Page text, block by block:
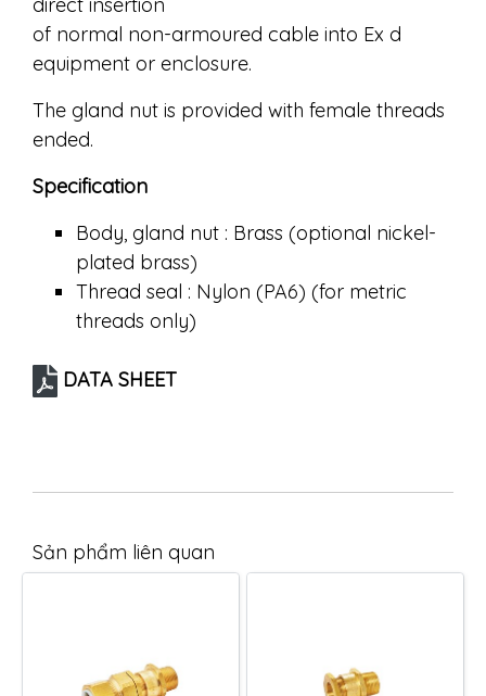
of normal non-armoured cable into Ex d
equipment or enclosure.
The gland nut is provided with female threads
ended.
Specification
Body, gland nut : Brass (optional nickel-
plated brass)
Thread seal : Nylon (PA6) (for metric
threads only)
DATA SHEET
Sản phẩm liên quan